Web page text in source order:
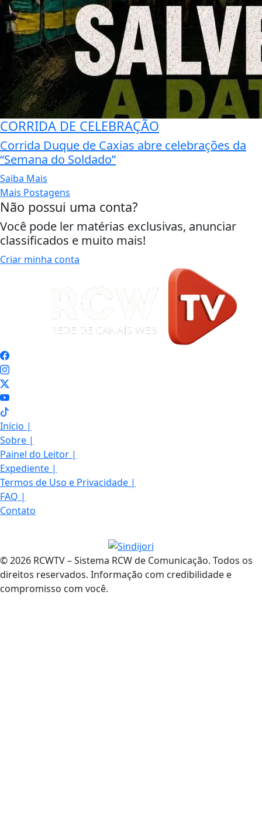
CORRIDA DE CELEBRAÇÃO
Corrida Duque de Caxias abre celebrações da
“Semana do Soldado”
Saiba Mais
Mais Postagens
Não possui uma conta?
Você pode ler matérias exclusivas, anunciar
classificados e muito mais!
Criar minha conta
Início |
Sobre |
Painel do Leitor |
Expediente |
Termos de Uso e Privacidade |
FAQ |
Contato
© 2026 RCWTV – Sistema RCW de Comunicação. Todos os
direitos reservados. Informação com credibilidade e
compromisso com você.